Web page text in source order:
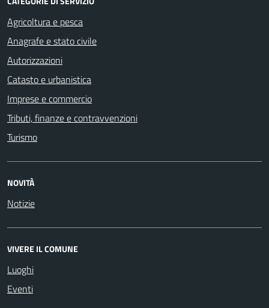
Agricoltura e pesca
Anagrafe e stato civile
Autorizzazioni
Catasto e urbanistica
Imprese e commercio
Tributi, finanze e contravvenzioni
Turismo
NOVITÀ
Notizie
VIVERE IL COMUNE
Luoghi
Eventi